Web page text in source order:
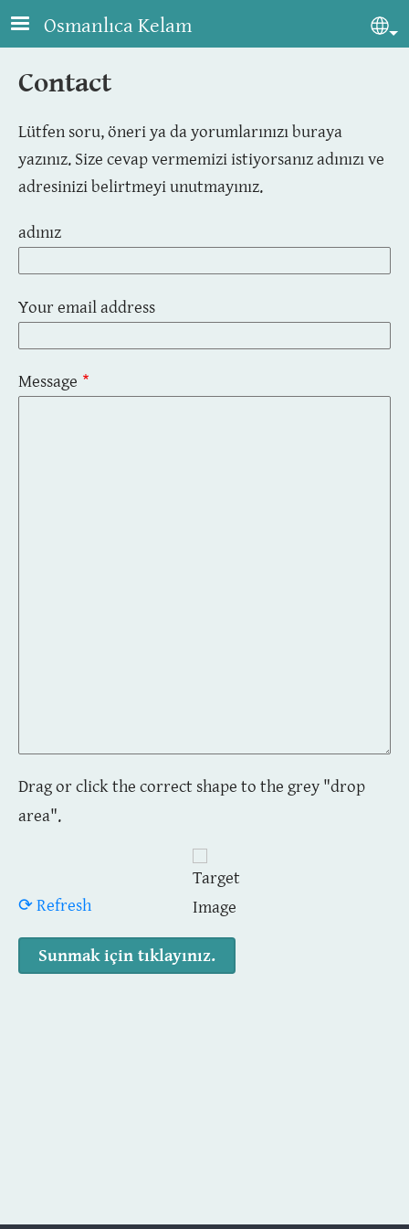
Skip to main content
Osmanlıca Kelam
Contact
Lütfen soru, öneri ya da yorumlarınızı buraya
yazınız. Size cevap vermemizi istiyorsanız adınızı ve
adresinizi belirtmeyi unutmayınız.
adınız
Your email address
Message
Drag or click the correct shape to the grey "drop
area".
⟳ Refresh